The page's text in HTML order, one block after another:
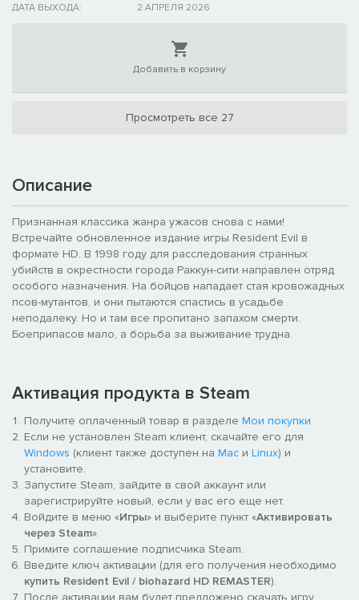
ДАТА ВЫХОДА:
2 АПРЕЛЯ 2026
Добавить в корзину
Просмотреть все 27
Описание
Признанная классика жанра ужасов снова с нами!
Встречайте обновленное издание игры Resident Evil в
формате HD. В 1998 году для расследования странных
убийств в окрестности города Раккун-сити направлен отряд
особого назначения. На бойцов нападает стая кровожадных
псов-мутантов, и они пытаются спастись в усадьбе
неподалеку. Но и там все пропитано запахом смерти.
Боеприпасов мало, а борьба за выживание трудна.
Активация продукта в Steam
Получите оплаченный товар в разделе Мои покупки.
Если не установлен Steam клиент, скачайте его для
Windows (клиент также доступен на Mac и Linux) и
установите.
Запустите Steam, зайдите в свой аккаунт или
зарегистрируйте новый, если у вас его еще нет.
Войдите в меню «Игры» и выберите пункт «Активировать
через Steam».
Примите соглашение подписчика Steam.
Введите ключ активации (для его получения необходимо
купить Resident Evil / biohazard HD REMASTER).
После активации вам будет предложено скачать игру